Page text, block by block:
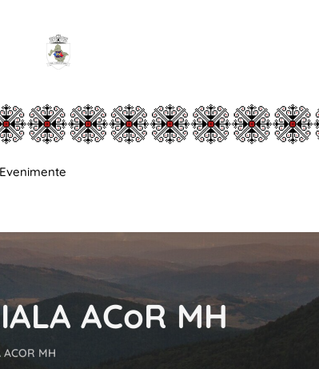
Evenimente
ACoR MH
ACOR MH